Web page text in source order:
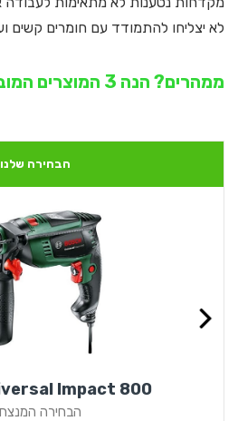
לא יצליחו להתמודד עם חומרים קשים
ממהרים? הנה 3 המוצרים המובילים:
הבחירה שלנו
Impact 800
הבחירה